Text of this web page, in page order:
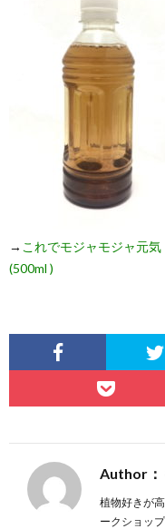
→ これでモジャモジャ元
(500ml )
Author：
植物好きが
ークショッ